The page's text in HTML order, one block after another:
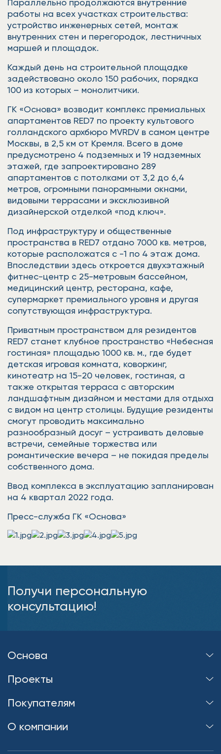
Параллельно продолжаются внутренние
работы на всех участках строительства:
устройство инженерных сетей, монтаж
внутренних стен и перегородок, лестничных
маршей и площадок.
Каждый день на строительной площадке
задействовано около 150 рабочих, порядка
100 из которых – монолитчики.
ГК «Основа» возводит комплекс премиальных
апартаментов RED7 по проекту культового
голландского архбюро MVRDV в самом центре
Москвы, в 2,5 км от Кремля. Всего в доме
предусмотрено 4 подземных и 19 надземных
этажей, где запроектировано 289
апартаментов с потолками от 3,2 до 6,4
метров, огромными панорамными окнами,
видовыми террасами и эксклюзивной
дизайнерской отделкой «под ключ».
Под инфраструктуру и общественные
пространства в RED7 отдано 7000 кв. метров,
которые расположатся с -1 по 4 этаж дома.
Впоследствии здесь откроется двухэтажный
фитнес-центр с 25-метровым бассейном,
медицинский центр, ресторана, кафе,
супермаркет премиального уровня и другая
сопутствующая инфраструктура.
Приватным пространством для резидентов
RED7 станет клубное пространство «Небесная
гостиная» площадью 1000 кв. м., где будет
детская игровая комната, коворкинг,
кинотеатр на 15-20 человек, гостиная, а
также открытая терраса с авторским
ландшафтным дизайном и местами для отдыха
с видом на центр столицы. Будущие резиденты
смогут проводить максимально
разнообразный досуг – устраивать деловые
встречи, семейные торжества или
романтические вечера – не покидая пределы
собственного дома.
Ввод комплекса в эксплуатацию запланирован
на 4 квартал 2022 года.
Пресс-служба ГК «Основа»
Получи персональную
консультацию!
Основа
Проекты
Покупателям
О компании